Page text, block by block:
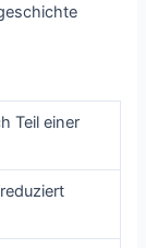
Teil einer